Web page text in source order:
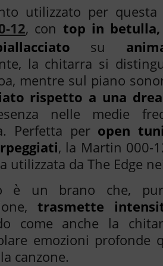
utilizzato per questa
12, con top in
su
la chitarra si
mentre sul piano
rispetto a una
nelle medie
Perfetta per open
, la Martin 000-
utilizzata da The Edge
è un brano che, pur
trasmette
come anche la
emozioni profonde
canzone.